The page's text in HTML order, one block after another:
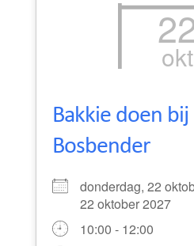
okt
Bakkie doen
Bosbender
donderdag, 22
22 oktober 2027
10:00 - 12:00